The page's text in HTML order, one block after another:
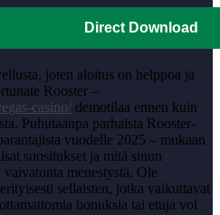
Direct Download
joten aloitus on helppoa ja
Rooster –
casino/ demotilaa ennen kuin
Puhutaanpa parhaista Rooster-
vuodelle 2025 – mukaan
suositukset ja mitä sinun
vaivatonta menestystä. Ole
sellaisten, jotka vaikuttavat
bonuksia tai etuja voi